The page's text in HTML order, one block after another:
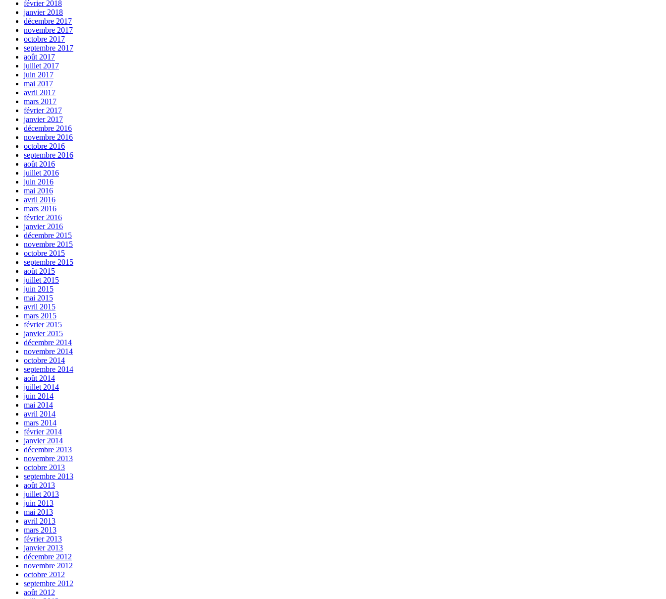
février 2018
janvier 2018
décembre 2017
novembre 2017
octobre 2017
septembre 2017
août 2017
juillet 2017
juin 2017
mai 2017
avril 2017
mars 2017
février 2017
janvier 2017
décembre 2016
novembre 2016
octobre 2016
septembre 2016
août 2016
juillet 2016
juin 2016
mai 2016
avril 2016
mars 2016
février 2016
janvier 2016
décembre 2015
novembre 2015
octobre 2015
septembre 2015
août 2015
juillet 2015
juin 2015
mai 2015
avril 2015
mars 2015
février 2015
janvier 2015
décembre 2014
novembre 2014
octobre 2014
septembre 2014
août 2014
juillet 2014
juin 2014
mai 2014
avril 2014
mars 2014
février 2014
janvier 2014
décembre 2013
novembre 2013
octobre 2013
septembre 2013
août 2013
juillet 2013
juin 2013
mai 2013
avril 2013
mars 2013
février 2013
janvier 2013
décembre 2012
novembre 2012
octobre 2012
septembre 2012
août 2012